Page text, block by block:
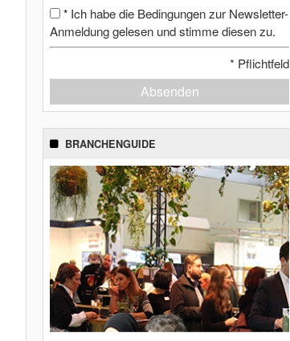
* Ich habe die Bedingungen zur Newsletter-
Anmeldung gelesen und stimme diesen zu.
* Pflichtfeld
Absenden
BRANCHENGUIDE